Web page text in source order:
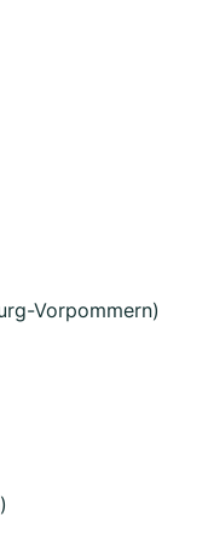
Vorpommern)